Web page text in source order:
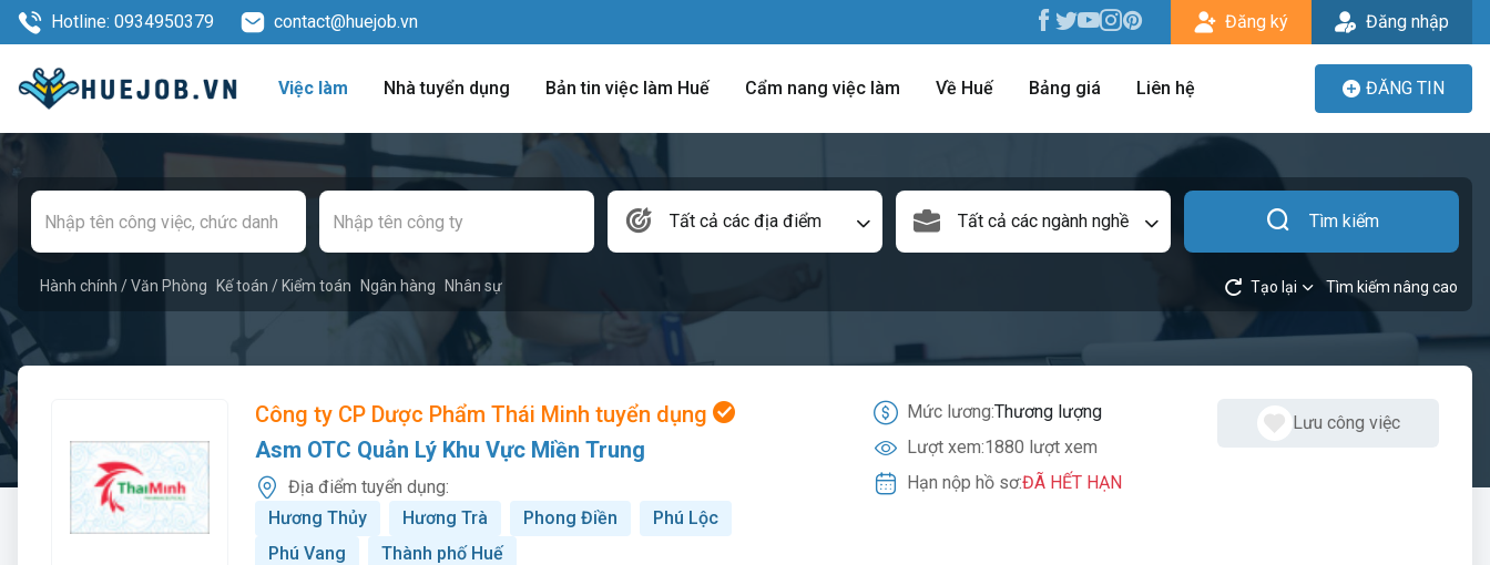
Hotline: 0934950379 contact@huejob.vn Đăng ký Đăng nhập
Việc làm Nhà tuyển dụng Bản tin việc làm Huế Cẩm nang việc làm Về Huế Bảng giá Liên hệ ĐĂNG TIN
Tất cả các địa điểm Tất cả các ngành nghề Tìm kiếm
Hành chính / Văn Phòng Kế toán / Kiểm toán Ngân hàng Nhân sự Tạo lại Tìm kiếm nâng cao
Công ty CP Dược Phẩm Thái Minh tuyển dụng
Asm OTC Quản Lý Khu Vực Miền Trung
Địa điểm tuyển dụng:
Hương Thủy
Hương Trà Phong Điền
Phú Lộc
Phú Vang
Thành phố Huế
Mức lương:Thương lượng
Lượt xem:1880 lượt xem
Hạn nộp hồ sơ:ĐÃ HẾT HẠN
Lưu công việc